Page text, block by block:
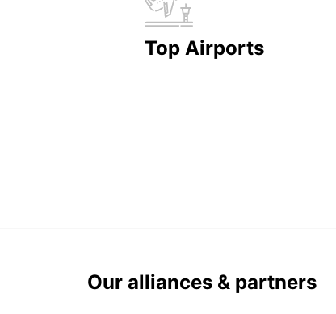
Top Airports
Our alliances & partners